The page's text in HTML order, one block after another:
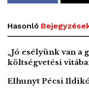
Hasonló
„Jó esélyünk van a
költségvetési
Elhunyt Pécsi